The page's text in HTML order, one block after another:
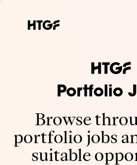
Portfolio
Browse
portfolio jobs
suitable